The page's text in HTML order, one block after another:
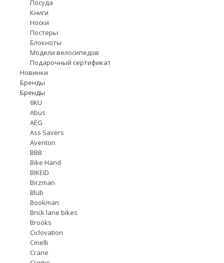
Посуда
Книги
Носки
Постеры
Блокноты
Модели велосипедов
Подарочный сертификат
Новинки
Бренды
Бренды
6KU
Abus
AEG
Ass Savers
Aventon
BBB
Bike Hand
BIKEID
Birzman
Blub
Bookman
Brick lane bikes
Brooks
Ciclovation
Cinelli
Crane